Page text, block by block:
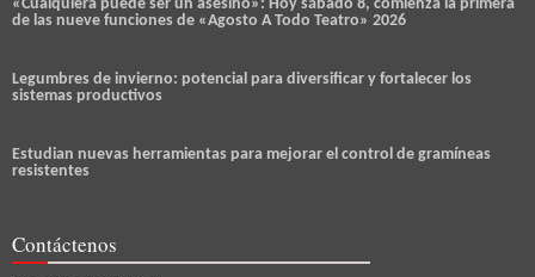
«Cualquiera puede ser un asesino»: Hoy sábado 8, comienza la primera
de las nueve funciones de «Agosto A Todo Teatro» 2026
Legumbres de invierno: potencial para diversificar y fortalecer los
sistemas productivos
Estudian nuevas herramientas para mejorar el control de gramíneas
resistentes
Contáctenos